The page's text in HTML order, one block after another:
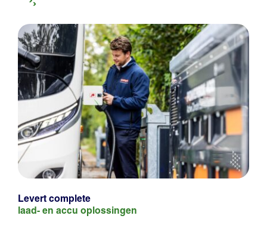
Levert complete
laad- en accu oplossingen